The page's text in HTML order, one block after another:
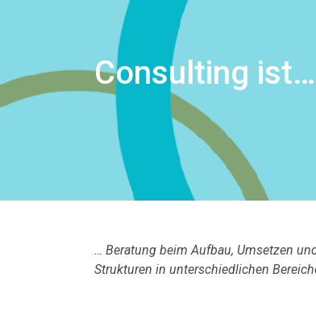
Consulting ist…
… Beratung beim Aufbau, Umsetzen
Strukturen in unterschiedlichen